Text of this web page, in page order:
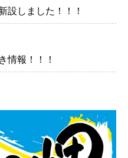
設しました！！！
情報！！！